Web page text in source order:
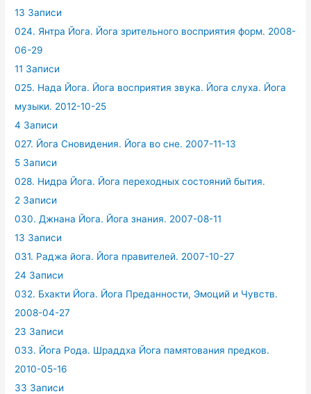
13 Записи
024. Янтра Йога. Йога зрительного восприятия форм. 2008-
06-29
11 Записи
025. Нада Йога. Йога восприятия звука. Йога слуха. Йога
музыки. 2012-10-25
4 Записи
027. Йога Сновидения. Йога во сне. 2007-11-13
5 Записи
028. Нидра Йога. Йога переходных состояний бытия.
2 Записи
030. Джнана Йога. Йога знания. 2007-08-11
13 Записи
031. Раджа йога. Йога правителей. 2007-10-27
24 Записи
032. Бхакти Йога. Йога Преданности, Эмоций и Чувств.
2008-04-27
23 Записи
033. Йога Рода. Шраддха Йога памятования предков.
2010-05-16
33 Записи